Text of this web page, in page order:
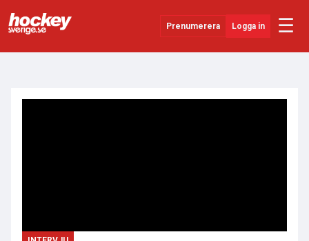
Prenumerera Logga in ☰